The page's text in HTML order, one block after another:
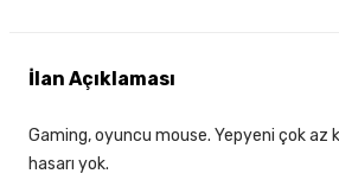
İlan Açıklaması
Gaming, oyuncu mouse. Yepyeni çok az
hasarı yok.